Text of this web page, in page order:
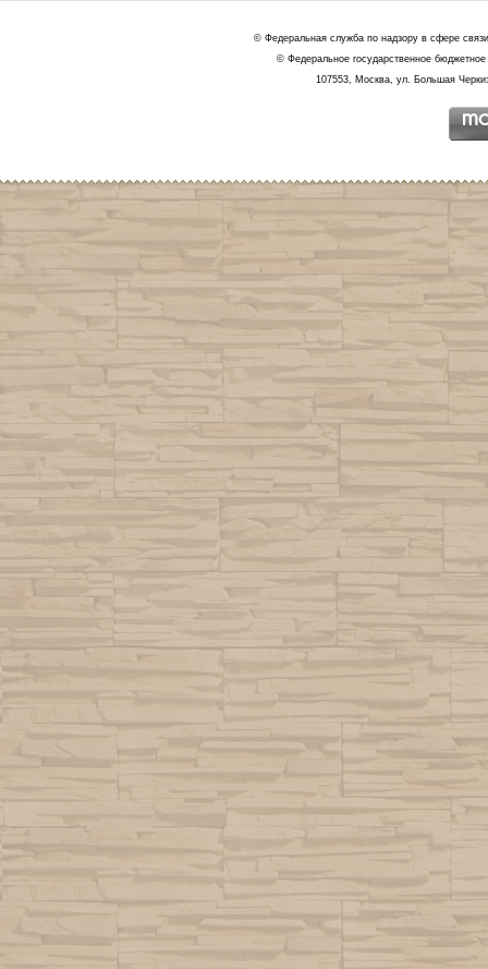
© Федеральная служба по надзору в сфере
© Федеральное государственное
107553, Москва, ул. Большая